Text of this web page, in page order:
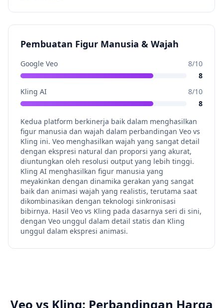
Pembuatan Figur Manusia & Wajah
Google Veo 8/10
8
Kling AI
8/10
8
Kedua platform berkinerja baik dalam menghasilkan
figur manusia dan wajah dalam perbandingan Veo vs
Kling ini. Veo menghasilkan wajah yang sangat detail
dengan ekspresi natural dan proporsi yang akurat,
diuntungkan oleh resolusi output yang lebih tinggi.
Kling AI menghasilkan figur manusia yang
meyakinkan dengan dinamika gerakan yang sangat
baik dan animasi wajah yang realistis, terutama saat
dikombinasikan dengan teknologi sinkronisasi
bibirnya. Hasil Veo vs Kling pada dasarnya seri di sini,
dengan Veo unggul dalam detail statis dan Kling
unggul dalam ekspresi animasi.
Veo vs Kling: Perbandingan Harga